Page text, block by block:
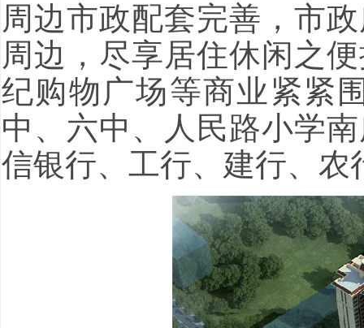
周边市政配套完善，市
周边，尽享居住休闲之
纪购物广场等商业紧紧
中、六中、人民路小学
信银行、工行、建行、